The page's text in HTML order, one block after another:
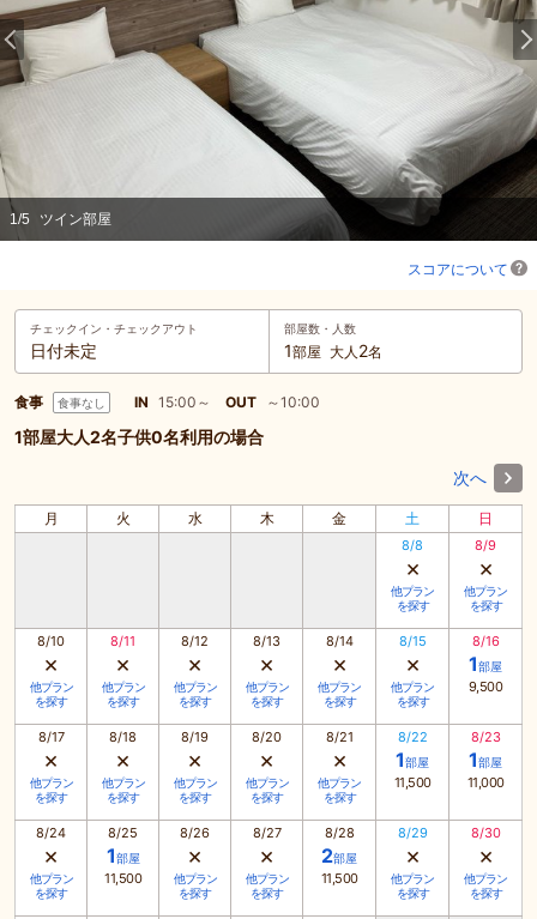
1/5 ツイン部屋
スコアについて
チェックイン・ チェックアウト
日付未定
部屋数・人数
1部屋 大人 2名
食事 食事なし IN 15:00～ OUT ～10:00
1部屋大人2名子供0名利用の場合
次へ
月 火 水 木 金 土 日
8/8
×
他プラン
を探す
8/9
×
他プラン
を探す
8/10
×
他プラン
を探す
8/11
×
他プラン
を探す
8/12
×
他プラン
を探す
8/13
×
他プラン
を探す
8/14
×
他プラン
を探す
8/15
×
他プラン
を探す
8/16
1部屋
9,500
8/17
×
他プラン
を探す
8/18
×
他プラン
を探す
8/19
×
他プラン
を探す
8/20
×
他プラン
を探す
8/21
×
他プラン
を探す
8/22
1部屋
11,500
8/23
1部屋
11,000
8/24
×
他プラン
を探す
8/25
1部屋
11,500
8/26
×
他プラン
を探す
8/27
×
他プラン
を探す
8/28
2部屋
11,500
8/29
×
他プラン
を探す
8/30
×
他プラン
を探す